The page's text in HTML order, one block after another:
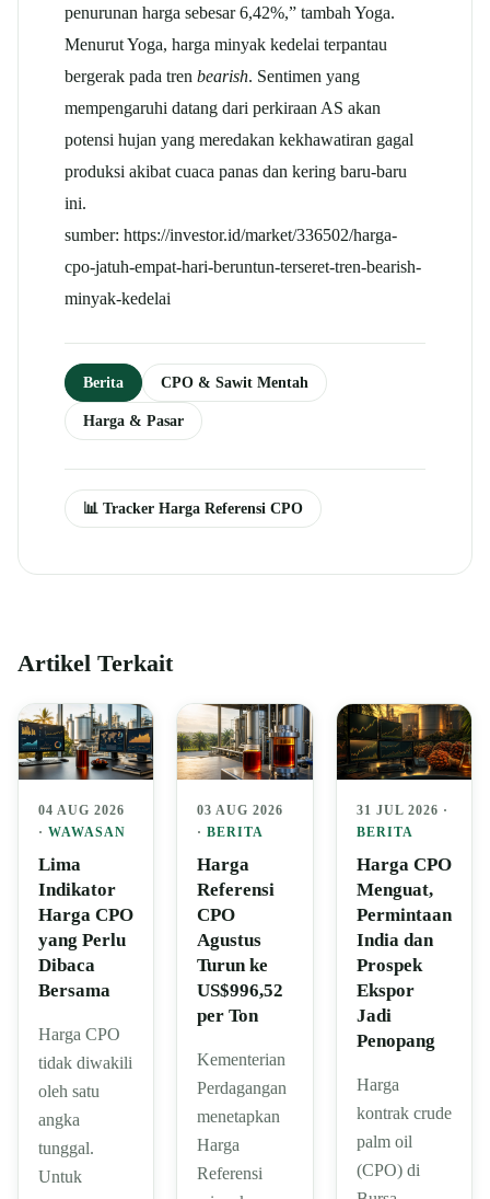
penurunan harga sebesar 6,42%,” tambah Yoga.
Menurut Yoga, harga minyak kedelai terpantau
bergerak pada tren bearish. Sentimen yang
mempengaruhi datang dari perkiraan AS akan
potensi hujan yang meredakan kekhawatiran gagal
produksi akibat cuaca panas dan kering baru-baru
ini.
sumber: https://investor.id/market/336502/harga-
cpo-jatuh-empat-hari-beruntun-terseret-tren-bearish-
minyak-kedelai
Berita CPO & Sawit Mentah
Harga & Pasar
📊 Tracker Harga Referensi CPO
Artikel Terkait
04 AUG 2026
· WAWASAN
Lima
Indikator
Harga CPO
yang Perlu
Dibaca
Bersama
Harga CPO
tidak diwakili
oleh satu
angka
tunggal.
Untuk
03 AUG 2026
·BERITA
Harga
Referensi
CPO
Agustus
Turun ke
US$996,52
per Ton
Kementerian
Perdagangan
menetapkan
Harga
Referensi
31 JUL 2026 ·
BERITA
Harga CPO
Menguat,
Permintaan
India dan
Prospek
Ekspor
Jadi
Penopang
Harga
kontrak crude
palm oil
(CPO) di